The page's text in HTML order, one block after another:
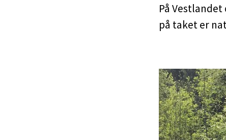
På
på taket er